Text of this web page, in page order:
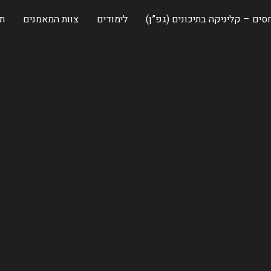
– קליניקה בתיכונים (גפ”ן) לימודים צוות המאמנים